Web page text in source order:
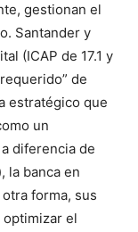
gestionan el
Santander y
(ICAP de 17.1 y
de
estratégico que
un
diferencia de
la banca en
forma, sus
el